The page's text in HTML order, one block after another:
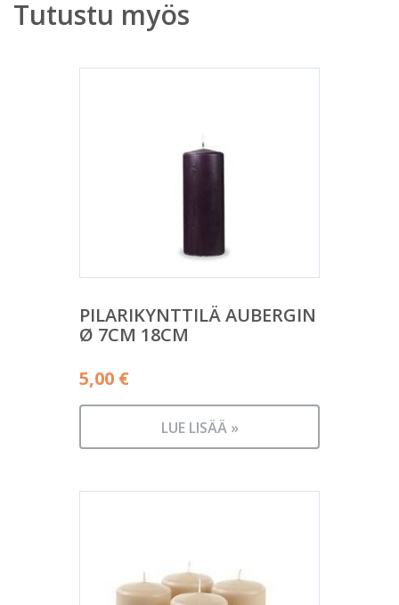
Tutustu myös
PILARIKYNTTILÄ AUBERGIN
Ø 7CM 18CM
5,00 €
LUE LISÄÄ »